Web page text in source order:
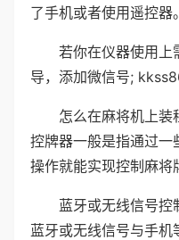
了手机或者使用遥控器。
若你在仪器使用上
导，添加微信号;
怎么在麻将机上装
控牌器一般是指通过一
操作就能实现控制麻将
蓝牙或无线信号控
蓝牙或无线信号与手